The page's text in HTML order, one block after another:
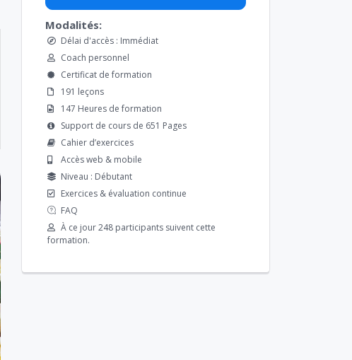
Modalités:
Délai d'accès : Immédiat
Coach personnel
Certificat de formation
191 leçons
147 Heures de formation
Support de cours de 651 Pages
Cahier d’exercices
Accès web & mobile
Niveau : Débutant
Exercices & évaluation continue
FAQ
À ce jour 248 participants suivent cette
formation.